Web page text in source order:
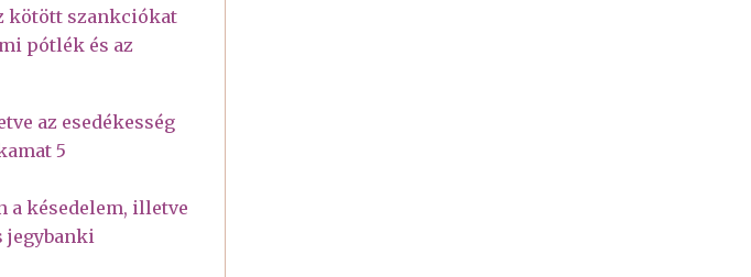
kötött szankciókat
pótlék és az
az esedékesség
5
a késedelem, illetve
jegybanki